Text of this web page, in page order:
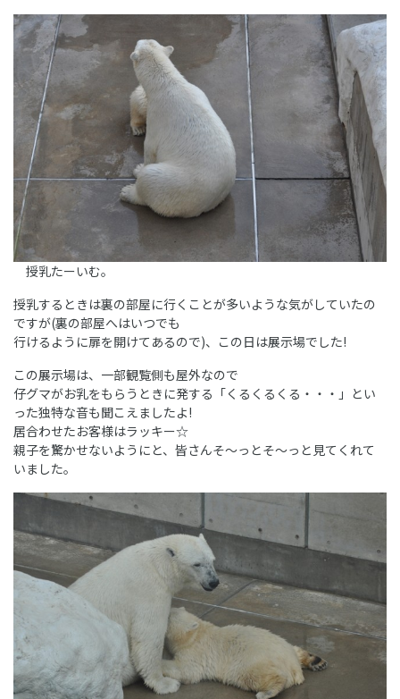
授乳たーいむ。
授乳するときは裏の部屋に行くことが多いような気がしていたの
ですが(裏の部屋へはいつでも
行けるように扉を開けてあるので)、この日は展示場でした!
この展示場は、一部観覧側も屋外なので
仔グマがお乳をもらうときに発する「くるくるくる・・・」とい
った独特な音も聞こえましたよ!
居合わせたお客様はラッキー☆
親子を驚かせないようにと、皆さんそ～っとそ～っと見てくれて
いました。